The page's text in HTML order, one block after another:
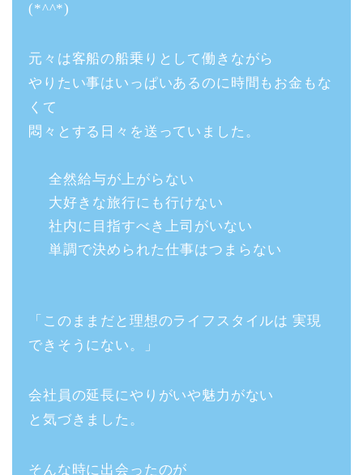
(*^^*)
元々は客船の船乗りとして働きながら
やりたい事はいっぱいあるのに時間もお金もな
くて
悶々とする日々を送っていました。
全然給与が上がらない
大好きな旅行にも行けない
社内に目指すべき上司がいない
単調で決められた仕事はつまらない
「このままだと理想のライフスタイルは 実現
できそうにない。」
会社員の延長にやりがいや魅力がない
と気づきました。
そんな時に出会ったのが